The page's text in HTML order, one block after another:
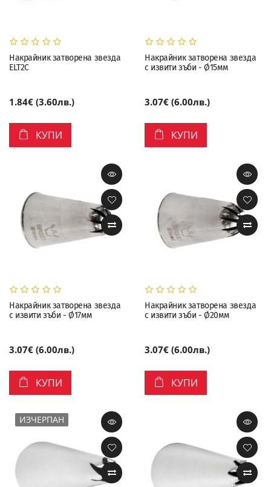
Накрайник затворена звезда
ELT2С
1.84€ (3.60лв.)
КУПИ
Накрайник затворена звезда
с извити зъби - Ø15мм
3.07€ (6.00лв.)
КУПИ
Накрайник затворена звезда
с извити зъби - Ø17мм
3.07€ (6.00лв.)
КУПИ
Накрайник затворена звезда
с извити зъби - Ø20мм
3.07€ (6.00лв.)
КУПИ
ИЗЧЕРПАН